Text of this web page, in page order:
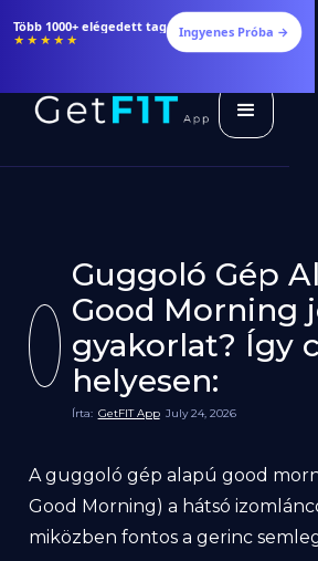
Több 1000+ elégedett tag
★★★★★ Ingyenes Próba →
Guggoló Gép
Good Morning
gyakorlat? Így
helyesen:
Írta: GetFIT App July 24, 2026
A guggoló gép alapú good
Good Morning) a hátsó
miközben fontos a gerinc